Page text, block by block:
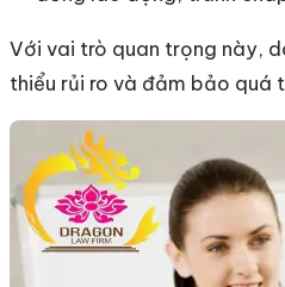
Với vai trò quan trọng này,
thiểu rủi ro và đảm bảo quá